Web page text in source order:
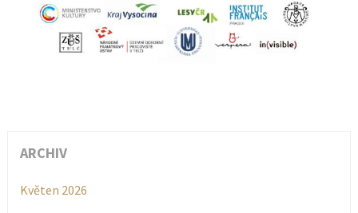
ARCHIV
Květen 2026